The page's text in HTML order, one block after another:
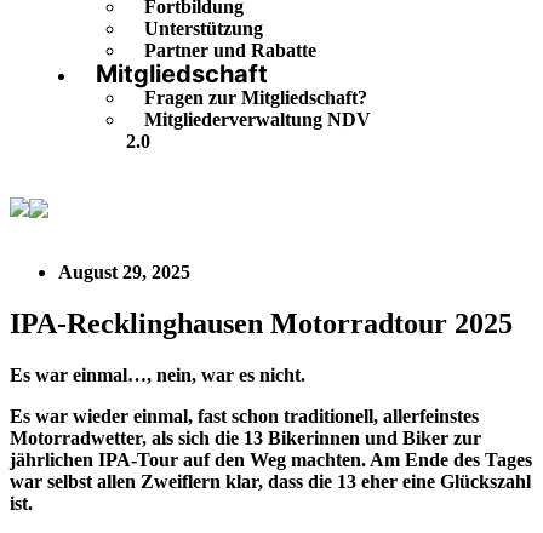
Fortbildung
Unterstützung
Partner und Rabatte
Mitgliedschaft
Fragen zur Mitgliedschaft?
Mitgliederverwaltung NDV
2.0
August 29, 2025
IPA-Recklinghausen Motorradtour 2025
Es war einmal…, nein, war es nicht.
Es war wieder einmal, fast schon traditionell, allerfeinstes
Motorradwetter, als sich die 13 Bikerinnen und Biker zur
jährlichen IPA-Tour auf den Weg machten. Am Ende des Tages
war selbst allen Zweiflern klar, dass die 13 eher eine Glückszahl
ist.